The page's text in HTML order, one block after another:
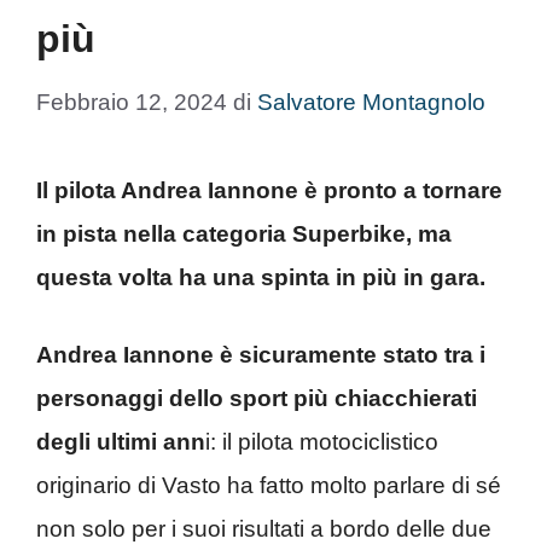
più
Febbraio 12, 2024 di Salvatore Montagnolo
Il pilota Andrea Iannone è pronto a tornare
in pista nella categoria Superbike, ma
questa volta ha una spinta in più in gara.
Andrea Iannone è sicuramente stato tra i
personaggi dello sport più chiacchierati
degli ultimi anni: il pilota motociclistico
originario di Vasto ha fatto molto parlare di sé
non solo per i suoi risultati a bordo delle due